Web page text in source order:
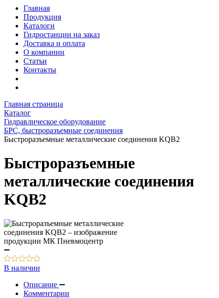
Главная
Продукция
Каталоги
Гидростанции на заказ
Доставка и оплата
О компании
Статьи
Контакты
Главная страница
Каталог
Гидравлическое оборудование
БРС, быстроразъемные соединения
Быстроразъемные металлические соединения KQB2
Быстроразъемные
металлические соединения
KQB2
В наличии
Описание
Комментарии